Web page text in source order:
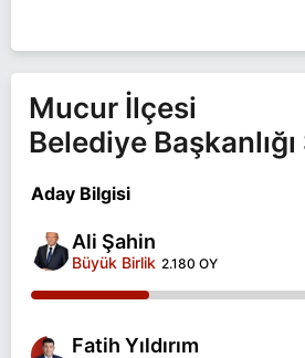
edin.
Mucur İlçesi
Belediye
Aday Bilgisi
Ali Şahin
Büyük Birlik 2.180 OY
Fatih Yıldırım